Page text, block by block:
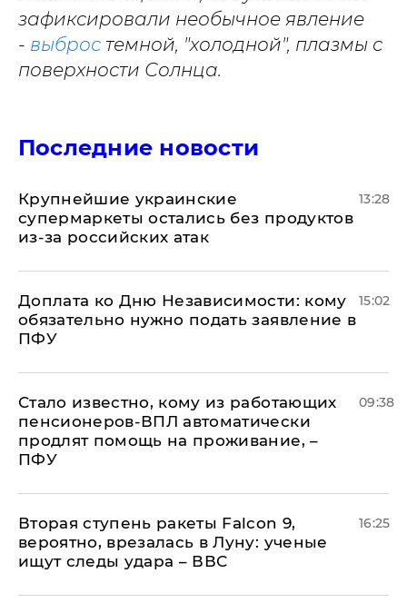
зафиксировали необычное явление
- выброс темной, "холодной", плазмы с
поверхности Солнца.
Последние новости
Крупнейшие украинские
супермаркеты остались без продуктов
из-за российских атак
13:28
Доплата ко Дню Независимости: кому
обязательно нужно подать заявление в
ПФУ
15:02
Стало известно, кому из работающих
пенсионеров-ВПЛ автоматически
продлят помощь на проживание, –
ПФУ
09:38
Вторая ступень ракеты Falcon 9,
вероятно, врезалась в Луну: ученые
ищут следы удара – ВВС
16:25